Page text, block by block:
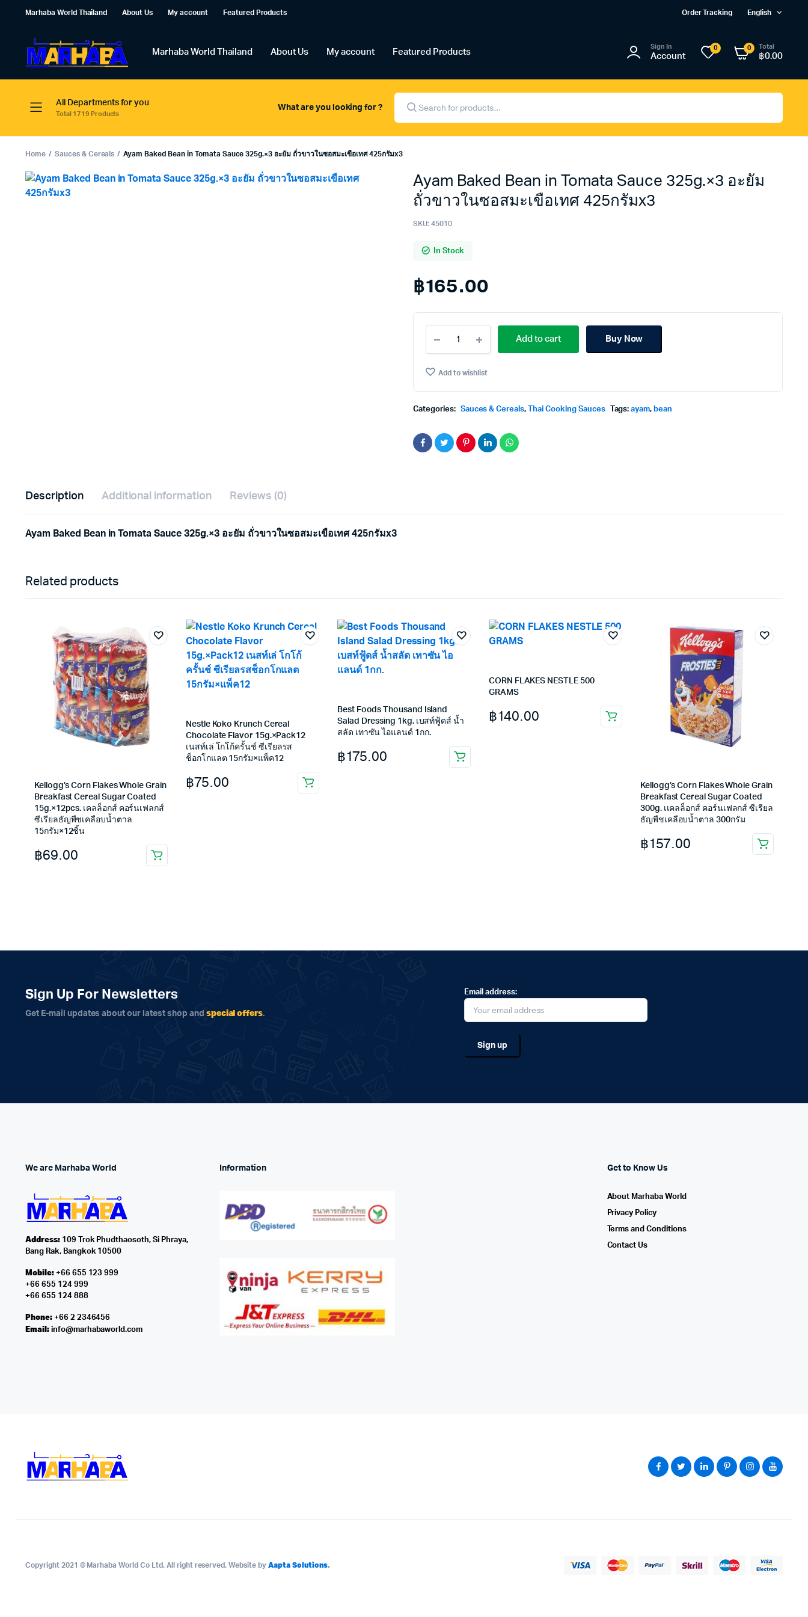
Marhaba World Thailand About Us My account Featured Products Order Tracking English
Marhaba World Thailand About Us My account Featured Products
Sign In
Account
0 0 Total
฿0.00
All Departments for you
Total 1719 Products
What are you looking for ?
Products
search
Home Sauces & Cereals Ayam Baked Bean in Tomata Sauce 325g.×3 อะยัม ถั่วขาวในซอสมะเขือเทศ 425กรัมx3
Ayam Baked Bean in Tomata Sauce 325g.×3 อะยัม
ถั่วขาวในซอสมะเขือเทศ 425กรัมx3
SKU: 45010
In Stock
฿165.00
Baked
Bean
Tomata
อะยัม
ขาว
ใน
Add to cart Buy Now
Add to wishlist
Categories: Sauces & Cereals, Thai Cooking Sauces Tags:ayam, bean
Description Additional information Reviews (0)
Ayam Baked Bean in Tomata Sauce 325g.×3 อะยัม ถั่วขาวในซอสมะเขือเทศ 425กรัมx3
Related products
Kellogg’s Corn Flakes Whole Grain
Breakfast Cereal Sugar Coated
15g.×12pcs. เคลล็อกส์ คอร์นเฟลกส์
ซีเรียลธัญพืชเคลือบน้ำตาล
15กรัม×12ชิ้น
฿69.00
Nestle Koko Krunch Cereal
Chocolate Flavor 15g.×Pack12
เนสท์เล่ โกโก้ครั้นช์ ซีเรียลรส
ช็อกโกแลต 15กรัม×แพ็ค12
฿75.00
Best Foods Thousand Island
Salad Dressing 1kg. เบสท์ฟู้ดส์ น้ำ
สลัด เทาซัน ไอแลนด์ 1กก.
฿175.00
CORN FLAKES NESTLE 500
GRAMS
฿140.00
Kellogg’s Corn Flakes Whole Grain
Breakfast Cereal Sugar Coated
300g. เเคลล็อกส์ คอร์นเฟลกส์ ซีเรียล
ธัญพืชเคลือบน้ำตาล 300กรัม
฿157.00
Sign Up For Newsletters
Get E-mail updates about our latest shop and special offers.
Email address:
We are Marhaba World
Address:109 Trok Phudthaosoth, Si Phraya,
Bang Rak, Bangkok 10500
Mobile:+66 655 123 999
+66 655 124 999
+66 655 124 888
Phone:+66 2 2346456
Email: info@marhabaworld.com
Information Get to Know Us
About Marhaba World
Privacy Policy
Terms and Conditions
Contact Us
Copyright 2021 © Marhaba World Co Ltd. All right reserved. Website by Aapta Solutions.